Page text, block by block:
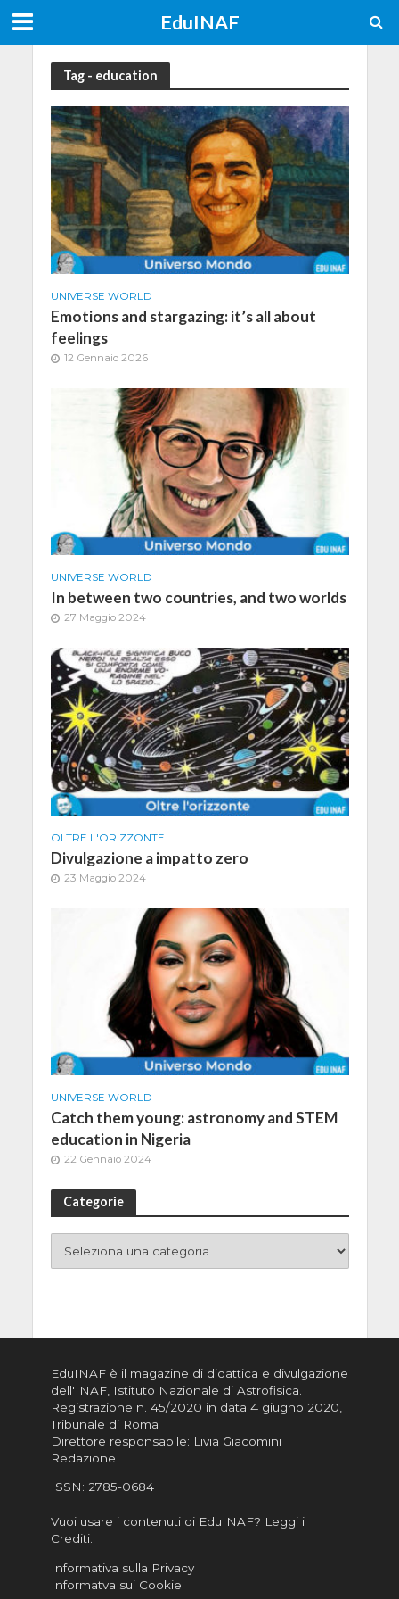
EduINAF
Tag - education
UNIVERSE WORLD
Emotions and stargazing: it’s all about
feelings
12 Gennaio 2026
UNIVERSE WORLD
In between two countries, and two worlds
27 Maggio 2024
OLTRE L'ORIZZONTE
Divulgazione a impatto zero
23 Maggio 2024
UNIVERSE WORLD
Catch them young: astronomy and STEM
education in Nigeria
22 Gennaio 2024
Categorie
EduINAF è il magazine di didattica e divulgazione
dell'INAF, Istituto Nazionale di Astrofisica
Registrazione n. 45/2020 in data 4 giugno 2020,
Tribunale di Roma
Direttore responsabile: Livia Giacomini
Redazione
ISSN: 2785-0684
Vuoi usare i contenuti di EduINAF? Leggi i
Crediti.
Informativa sulla Privacy
Informatva sui Cookie